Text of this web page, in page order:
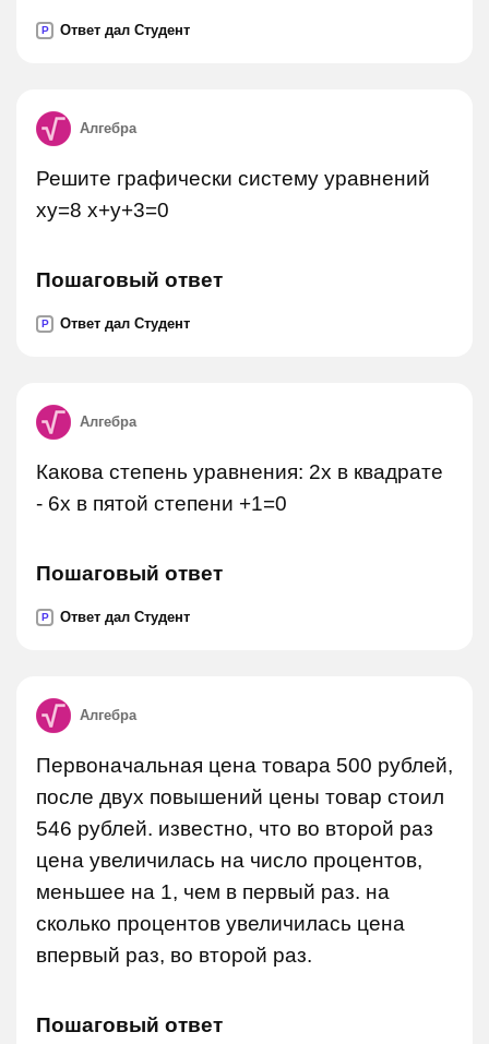
P Ответ дал Студент
Алгебра
Решите графически систему уравнений
xy=8 x+y+3=0
Пошаговый ответ
P Ответ дал Студент
Алгебра
Какова степень уравнения: 2x в квадрате
- 6x в пятой степени +1=0
Пошаговый ответ
P Ответ дал Студент
Алгебра
Первоначальная цена товара 500 рублей,
после двух повышений цены товар стоил
546 рублей. известно, что во второй раз
цена увеличилась на число процентов,
меньшее на 1, чем в первый раз. на
сколько процентов увеличилась цена
впервый раз, во второй раз.
Пошаговый ответ